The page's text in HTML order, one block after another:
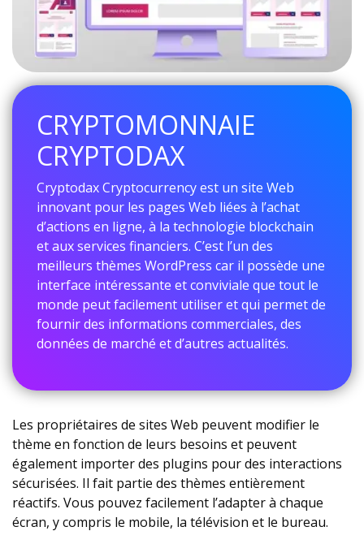
CRYPTOMONNAIE
CRYPTODAX
Cryptodax Cryptocurrency est un site Web
innovant pour les pages Web liées à l’achat
d’actions en ligne, à la technologie blockchain
et aux services financiers. C’est l’un des
meilleurs thèmes WordPress car il possède une
interface intéressante et conviviale que tout le
monde peut facilement utiliser et qui permet de
fournir des informations commerciales, des
données de marché et d’autres actualités.
Les propriétaires de sites Web peuvent modifier le
thème en fonction de leurs besoins et peuvent
également importer des plugins pour des interactions
sécurisées. Il fait partie des thèmes entièrement
réactifs. Vous pouvez facilement l’adapter à chaque
écran, y compris le mobile, la télévision et le bureau.